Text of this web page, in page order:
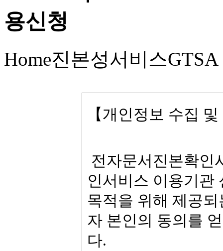
Home진본성서비스
【개인정보 수집
전자문서진본확인
인서비스 이용기관
목적을 위해 제공
자 본인의 동의를
다.